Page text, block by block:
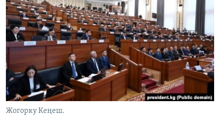
ЭЖЕ-СИҢДИЛЕР
АЗАТТЫК+
ЫҢГАЙСЫЗ СУРООЛОР
ОНЛАЙН ШЕРИНЕ
ЭЕ/АРнун бардык сайттары
Жогорку Кеңеш.